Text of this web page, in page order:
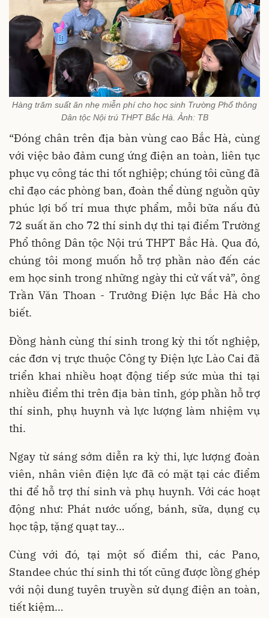
Hàng trăm suất ăn nhẹ miễn phí cho học sinh Trường Phổ thông
Dân tộc Nội trú THPT Bắc Hà. Ảnh: TB
“Đóng chân trên địa bàn vùng cao Bắc Hà, cùng
với việc bảo đảm cung ứng điện an toàn, liên tục
phục vụ công tác thi tốt nghiệp; chúng tôi cũng đã
chỉ đạo các phòng ban, đoàn thể dùng nguồn qũy
phúc lợi bố trí mua thực phẩm, mỗi bữa nấu đủ
72 suất ăn cho 72 thí sinh dự thi tại điểm Trường
Phổ thông Dân tộc Nội trú THPT Bắc Hà. Qua đó,
chúng tôi mong muốn hỗ trợ phần nào đến các
em học sinh trong những ngày thi cử vất vả”, ông
Trần Văn Thoan - Trưởng Điện lực Bắc Hà cho
biết.
Đồng hành cùng thí sinh trong kỳ thi tốt nghiệp,
các đơn vị trực thuộc Công ty Điện lực Lào Cai đã
triển khai nhiều hoạt động tiếp sức mùa thi tại
nhiều điểm thi trên địa bàn tỉnh, góp phần hỗ trợ
thí sinh, phụ huynh và lực lượng làm nhiệm vụ
thi.
Ngay từ sáng sớm diễn ra kỳ thi, lực lượng đoàn
viên, nhân viên điện lực đã có mặt tại các điểm
thi để hỗ trợ thí sinh và phụ huynh. Với các hoạt
động như: Phát nước uống, bánh, sữa, dụng cụ
học tập, tặng quạt tay…
Cùng với đó, tại một số điểm thi, các Pano,
Standee chúc thí sinh thi tốt cũng được lồng ghép
với nội dung tuyên truyền sử dụng điện an toàn,
tiết kiệm…